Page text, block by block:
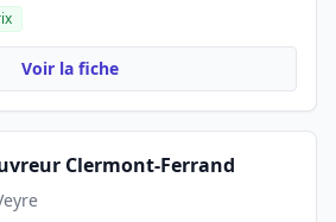
Voir la fiche
Clermont-Ferrand